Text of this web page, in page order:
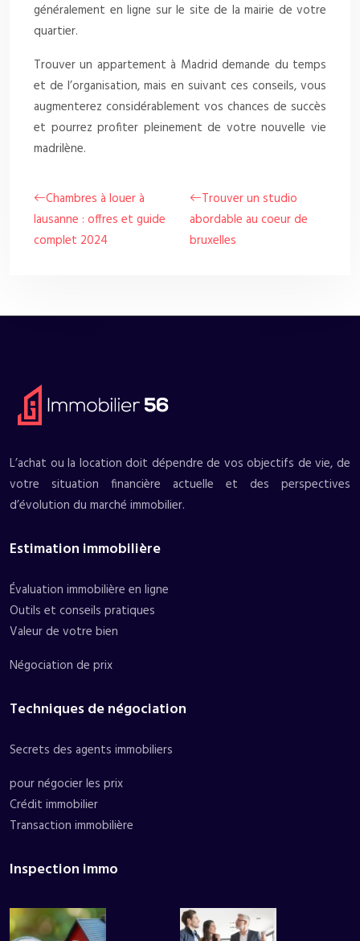
généralement en ligne sur le site de la mairie de votre
quartier.
Trouver un appartement à Madrid demande du temps
et de l’organisation, mais en suivant ces conseils, vous
augmenterez considérablement vos chances de succès
et pourrez profiter pleinement de votre nouvelle vie
madrilène.
Chambres à louer à
lausanne : offres et guide
complet 2024
Trouver un studio
abordable au coeur de
bruxelles
L’achat ou la location doit dépendre de vos objectifs de vie, de
votre situation financière actuelle et des perspectives
d’évolution du marché immobilier.
Estimation immobilière
Évaluation immobilière en ligne
Outils et conseils pratiques
Valeur de votre bien
Négociation de prix
Techniques de négociation
Secrets des agents immobiliers
pour négocier les prix
Crédit immobilier
Transaction immobilière
Inspection immo